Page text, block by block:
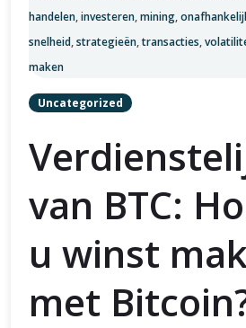
handelen,investeren,mining,
snelheid,strategieën,transacties,
maken
Uncategorized
van BTC:
u winst
met